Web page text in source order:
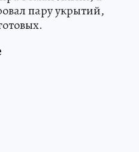
пару укрытий,